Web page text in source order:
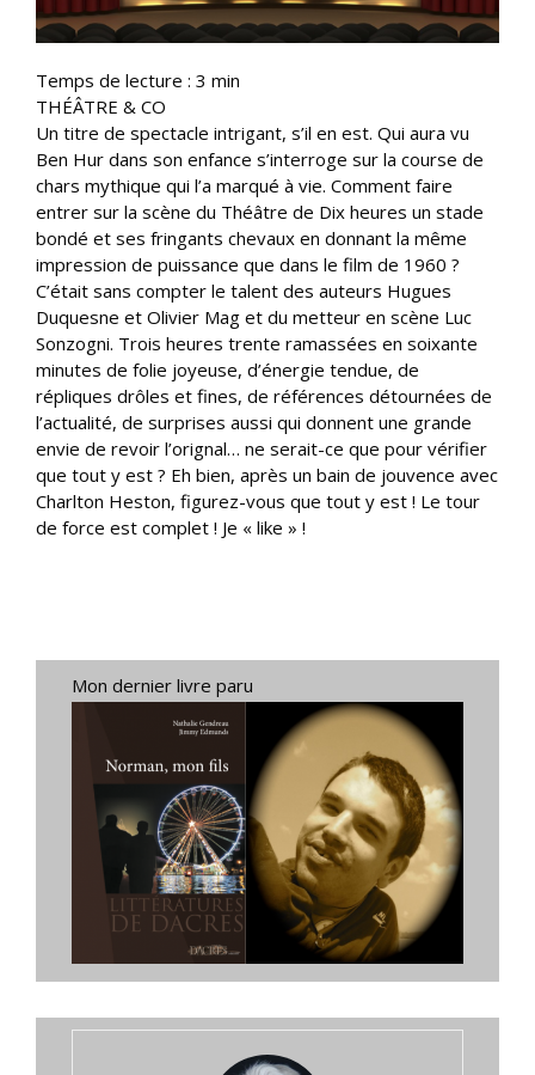
Temps de lecture : 3 min
THÉÂTRE & CO
Un titre de spectacle intrigant, s’il en est. Qui aura vu
Ben Hur dans son enfance s’interroge sur la course de
chars mythique qui l’a marqué à vie. Comment faire
entrer sur la scène du Théâtre de Dix heures un stade
bondé et ses fringants chevaux en donnant la même
impression de puissance que dans le film de 1960 ?
C’était sans compter le talent des auteurs Hugues
Duquesne et Olivier Mag et du metteur en scène Luc
Sonzogni. Trois heures trente ramassées en soixante
minutes de folie joyeuse, d’énergie tendue, de
répliques drôles et fines, de références détournées de
l’actualité, de surprises aussi qui donnent une grande
envie de revoir l’orignal… ne serait-ce que pour vérifier
que tout y est ? Eh bien, après un bain de jouvence avec
Charlton Heston, figurez-vous que tout y est ! Le tour
de force est complet ! Je « like » !
Mon dernier livre paru